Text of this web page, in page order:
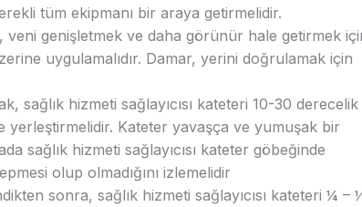
tüm ekipmanı bir araya getirmelidir.
veni genişletmek ve daha görünür hale getirmek
uygulamalıdır. Damar, yerini doğrulamak için
sağlık hizmeti sağlayıcısı kateteri 10-30 derecelik
yerleştirmelidir. Kateter yavaşça ve yumuşak bir
sağlık hizmeti sağlayıcısı kateter göbeğinde
olup olmadığını izlemelidir
sonra, sağlık hizmeti sağlayıcısı kateteri ¼ –